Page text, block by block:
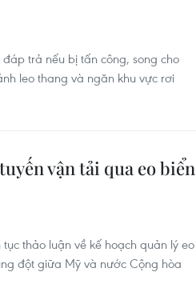
trả nếu bị tấn công, song cho
leo thang và ngăn khu vực rơi
vận tải qua eo biển
thảo luận về kế hoạch quản lý eo
đột giữa Mỹ và nước Cộng hòa